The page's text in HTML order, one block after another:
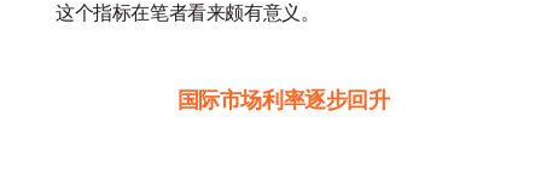
这个指标在笔者看来颇有意义。
国际市场利率逐步回升